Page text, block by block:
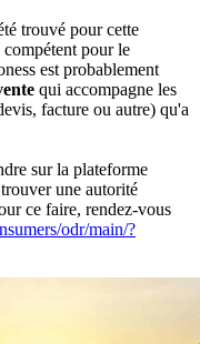
trouvé pour cette
pour le
est probablement
qui accompagne les
facture ou autre) qu'a
sur la plateforme
une autorité
ce faire, rendez-vous
odr/main/?